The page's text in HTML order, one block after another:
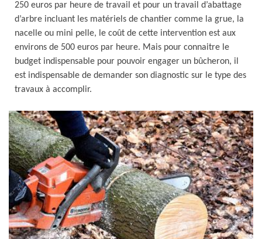
250 euros par heure de travail et pour un travail d’abattage
d’arbre incluant les matériels de chantier comme la grue, la
nacelle ou mini pelle, le coût de cette intervention est aux
environs de 500 euros par heure. Mais pour connaitre le
budget indispensable pour pouvoir engager un bûcheron, il
est indispensable de demander son diagnostic sur le type des
travaux à accomplir.